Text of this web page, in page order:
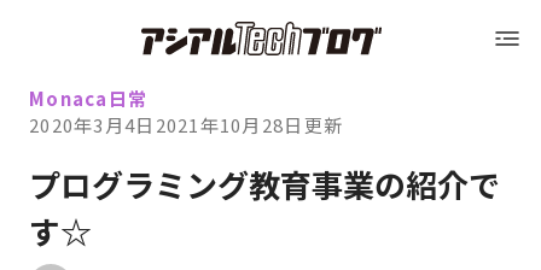
アシアルTechブログ
Blog トップ
運営会社（アシアル株式会社）
会社概要
Monaca 日常
2020年3月4日 2021年10月28日 更新
プログラミング教育事業の紹介で
す☆